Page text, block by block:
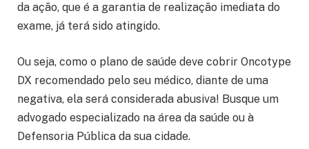
da ação, que é a garantia de realização imediata do
exame, já terá sido atingido.
Ou seja, como o plano de saúde deve cobrir Oncotype
DX recomendado pelo seu médico, diante de uma
negativa, ela será considerada abusiva! Busque um
advogado especializado na área da saúde ou à
Defensoria Pública da sua cidade.